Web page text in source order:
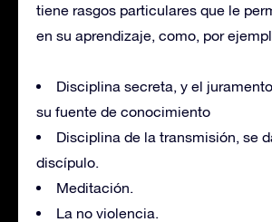
tiene rasgos particulares que le
en su aprendizaje, como, por
Disciplina secreta, y el
su fuente de conocimiento
Disciplina de la transmisión, se
discípulo.
Meditación.
La no violencia.